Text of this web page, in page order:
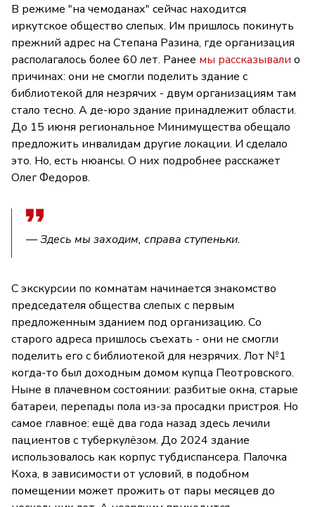
В режиме "на чемоданах" сейчас находится
иркутское общество слепых. Им пришлось покинуть
прежний адрес на Степана Разина, где организация
располагалось более 60 лет. Ранее мы рассказывали о
причинах: они не смогли поделить здание с
библиотекой для незрячих - двум организациям там
стало тесно. А де-юро здание принадлежит области.
До 15 июня региональное Минимущества обещало
предложить инвалидам другие локации. И сделало
это. Но, есть нюансы. О них подробнее расскажет
Олег Федоров.
— Здесь мы заходим, справа ступеньки.
С экскурсии по комнатам начинается знакомство
председателя общества слепых с первым
предложенным зданием под организацию. Со
старого адреса пришлось съехать - они не смогли
поделить его с библиотекой для незрячих. Лот №1
когда-то был доходным домом купца Пеотровского.
Ныне в плачевном состоянии: разбитые окна, старые
батареи, перепады пола из-за просадки пристроя. Но
самое главное: ещё два года назад здесь лечили
пациентов с туберкулёзом. До 2024 здание
использовалось как корпус тубдиспансера. Палочка
Коха, в зависимости от условий, в подобном
помещении может прожить от пары месяцев до